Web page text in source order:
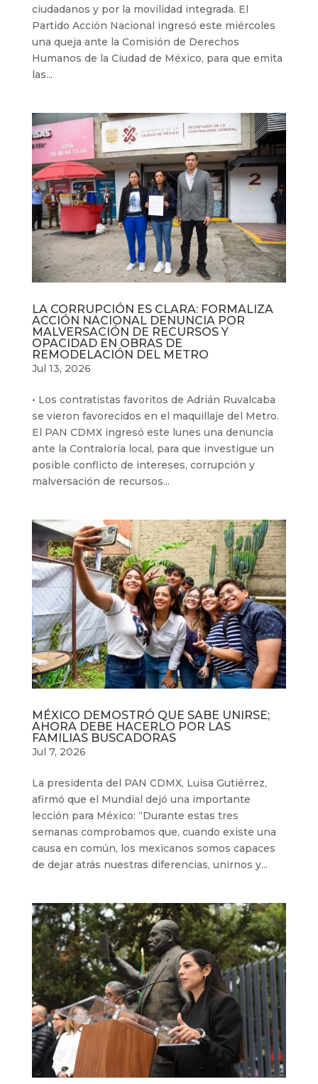
ciudadanos y por la movilidad integrada. El
Partido Acción Nacional ingresó este miércoles
una queja ante la Comisión de Derechos
Humanos de la Ciudad de México, para que emita
las...
LA CORRUPCIÓN ES CLARA: FORMALIZA
ACCIÓN NACIONAL DENUNCIA POR
MALVERSACIÓN DE RECURSOS Y
OPACIDAD EN OBRAS DE
REMODELACIÓN DEL METRO
Jul 13, 2026
• Los contratistas favoritos de Adrián Ruvalcaba
se vieron favorecidos en el maquillaje del Metro.
El PAN CDMX ingresó este lunes una denuncia
ante la Contraloría local, para que investigue un
posible conflicto de intereses, corrupción y
malversación de recursos...
MÉXICO DEMOSTRÓ QUE SABE UNIRSE;
AHORA DEBE HACERLO POR LAS
FAMILIAS BUSCADORAS
Jul 7, 2026
La presidenta del PAN CDMX, Luisa Gutiérrez,
afirmó que el Mundial dejó una importante
lección para México: “Durante estas tres
semanas comprobamos que, cuando existe una
causa en común, los mexicanos somos capaces
de dejar atrás nuestras diferencias, unirnos y...